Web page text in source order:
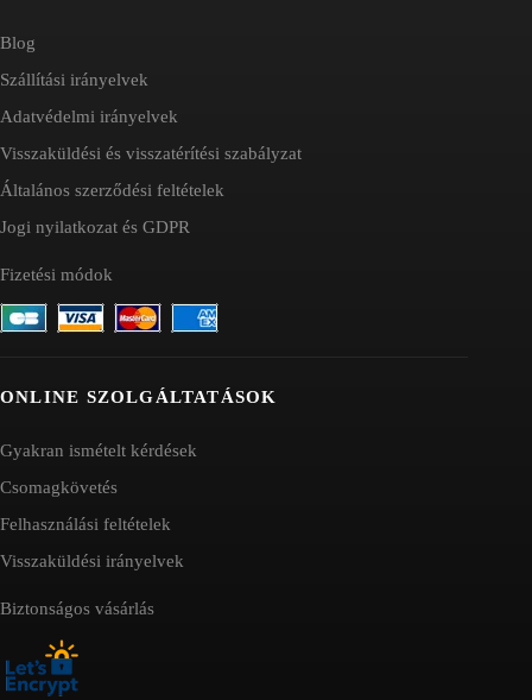
Blog
Szállítási irányelvek
Adatvédelmi irányelvek
Visszaküldési és visszatérítési szabályzat
Általános szerződési feltételek
Jogi nyilatkozat és GDPR
Fizetési módok
ONLINE SZOLGÁLTATÁSOK
Gyakran ismételt kérdések
Csomagkövetés
Felhasználási feltételek
Visszaküldési irányelvek
Biztonságos vásárlás